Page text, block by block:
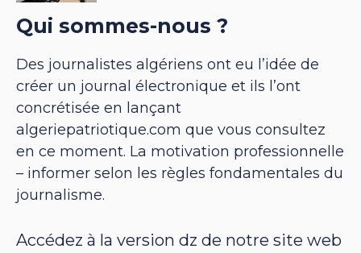
Qui sommes-nous ?
Des journalistes algériens ont eu l’idée de
créer un journal électronique et ils l’ont
concrétisée en lançant
algeriepatriotique.com que vous consultez
en ce moment. La motivation professionnelle
– informer selon les règles fondamentales du
journalisme.
Accédez à la version dz de notre site web